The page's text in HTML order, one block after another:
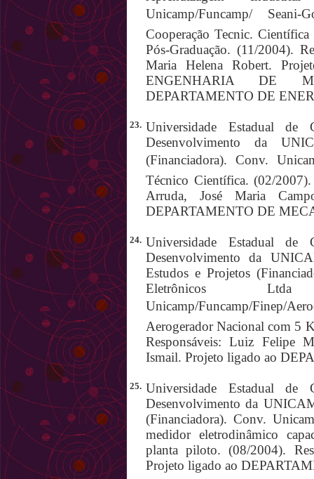
Unicamp/Funcamp/
Cooperação Tecnic.
Pós-Graduação. (11/2004).
Maria Helena Robert.
ENGENHARIA DE
DEPARTAMENTO DE
23. Universidade Estadual de
Desenvolvimento da
(Financiadora). Conv.
Técnico Científica. (02/2007).
Arruda, José Maria
DEPARTAMENTO DE
24. Universidade Estadual de
Desenvolvimento da
Estudos e Projetos
Eletrônicos Ltda
Unicamp/Funcamp/Finep/
Aerogerador Nacional com 5
Responsáveis: Luiz Felipe
Ismail. Projeto ligado ao
25. Universidade Estadual de
Desenvolvimento da
(Financiadora). Conv.
medidor eletrodinâmico
planta piloto. (08/2004).
Projeto ligado ao